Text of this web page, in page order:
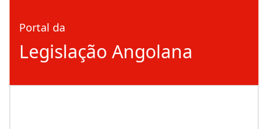
Portal da
Legislação Angolana